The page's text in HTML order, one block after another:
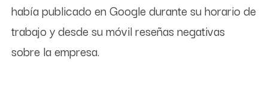
había publicado en Google durante su horario de
trabajo y desde su móvil reseñas negativas
sobre la empresa.